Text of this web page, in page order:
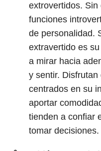
extrovertidos.
funciones
de personalidad.
extravertido es
a mirar hacia
y sentir.
centrados en su
aportar
tienden a confiar
tomar decisiones.